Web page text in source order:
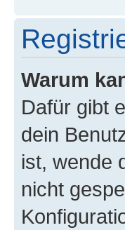
Warum
Dafür gibt
dein
ist, wende
nicht